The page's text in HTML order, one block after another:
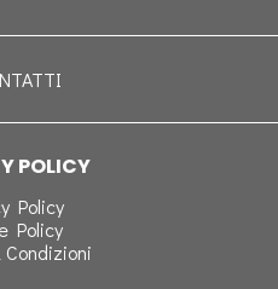
POLICY
Policy
Policy
Condizioni